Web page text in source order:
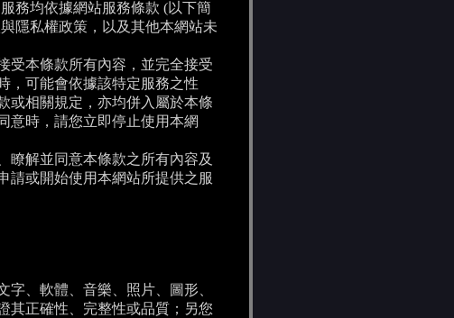
務均依據網站服務條款 (以下簡
隱私權政策，以及其他本網站未
受本條款所有內容，並完全接受
，可能會依據該特定服務之性
或相關規定，亦均併入屬於本條
意時，請您立即停止使用本網
瞭解並同意本條款之所有內容及
請或開始使用本網站所提供之服
、軟體、音樂、照片、圖形、
其正確性、完整性或品質；另您